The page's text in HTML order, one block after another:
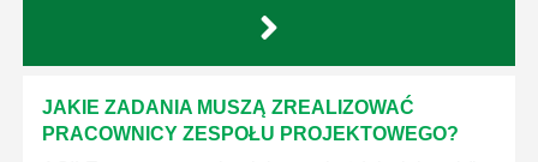
JAKIE ZADANIA MUSZĄ ZREALIZOWAĆ
PRACOWNICY ZESPOŁU PROJEKTOWEGO?